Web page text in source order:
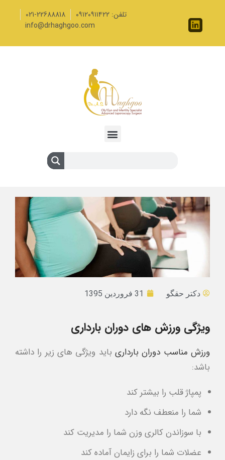
تلفن: ۰۹۱۲۰۹۱۱۴۲۲
021-22688818
info@drhaghgoo.com
دکتر حقگو 31 فروردین 1395
ویژگی ورزش های دوران بارداری
ورزش مناسب دوران بارداری باید ویژگی های زیر را داشته
باشد:
پمپاژ قلب را بیشتر کند
شما را منعطف نگه دارد
با سوزاندن کالری وزن شما را مدیریت کند
عضلات شما را برای زایمان آماده کند